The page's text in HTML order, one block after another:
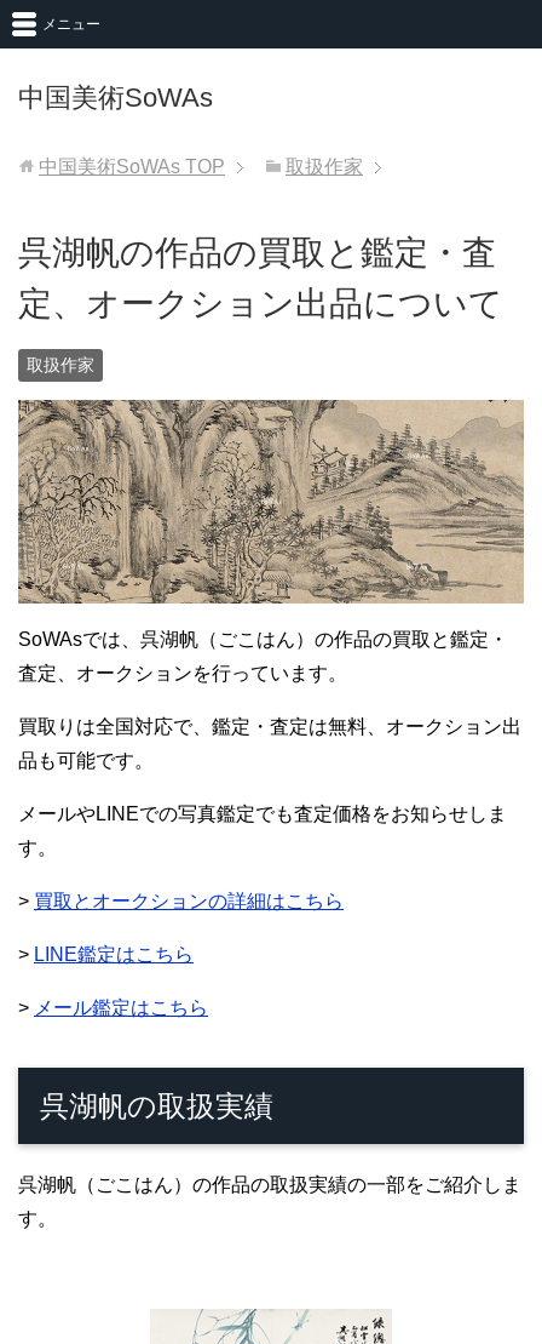
中国美術SoWAs
メニュー
中国美術SoWAs TOP 取扱作家
呉湖帆の作品の買取と鑑定・査
定、オークション出品について
取扱作家
SoWAsでは、呉湖帆（ごこはん）の作品の買取と鑑定・
査定、オークションを行っています。
買取りは全国対応で、鑑定・査定は無料、オークション出
品も可能です。
メールやLINEでの写真鑑定でも査定価格をお知らせしま
す。
> 買取とオークションの詳細はこちら
> LINE鑑定はこちら
> メール鑑定はこちら
呉湖帆の取扱実績
呉湖帆（ごこはん）の作品の取扱実績の一部をご紹介しま
す。